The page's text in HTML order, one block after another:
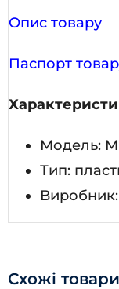
Опис товару
Паспорт
Модель:
Тип:
Виробник:
Схожі товари